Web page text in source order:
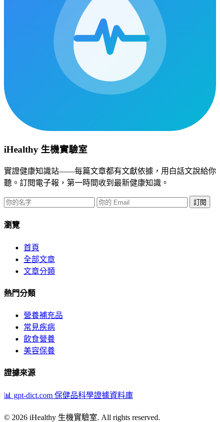
iHealthy 生機實驗室
實證健康知識站——每篇文章都有文獻依據，用白話文說給你
聽。訂閱電子報，第一時間收到最新健康知識。
訂閱
瀏覽
首頁
全部文章
文章分類
熱門分類
營養補充品
常見疾病
飲食營養
美容保養
證據來源
📊 gpt-dict.com 保健品科學證據資料庫
© 2026 iHealthy 生機實驗室. All rights reserved.